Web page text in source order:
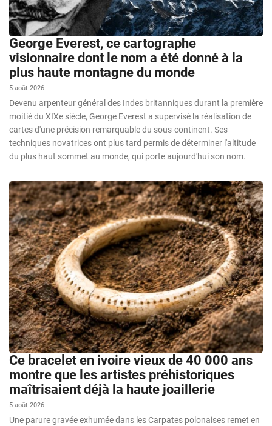
George Everest, ce cartographe
visionnaire dont le nom a été donné à la
plus haute montagne du monde
5 août 2026
Devenu arpenteur général des Indes britanniques durant la première
moitié du XIXe siècle, George Everest a supervisé la réalisation de
cartes d'une précision remarquable du sous-continent. Ses
techniques novatrices ont plus tard permis de déterminer l'altitude
du plus haut sommet au monde, qui porte aujourd'hui son nom.
Ce bracelet en ivoire vieux de 40 000 ans
montre que les artistes préhistoriques
maîtrisaient déjà la haute joaillerie
5 août 2026
Une parure gravée exhumée dans les Carpates polonaises remet en